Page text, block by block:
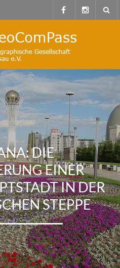
DIE
EINER
IN DER
STEPPE